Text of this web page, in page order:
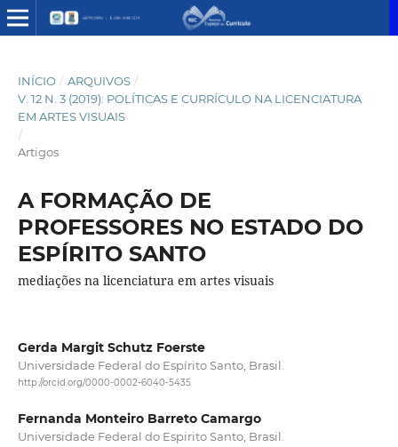
INÍCIO / ARQUIVOS /
V. 12 N. 3 (2019): POLÍTICAS E CURRÍCULO NA LICENCIATURA
EM ARTES VISUAIS
/
Artigos
A FORMAÇÃO DE
PROFESSORES NO ESTADO DO
ESPÍRITO SANTO
mediações na licenciatura em artes visuais
Gerda Margit Schutz Foerste
Universidade Federal do Espírito Santo, Brasil.
http://orcid.org/0000-0002-6040-5435
Fernanda Monteiro Barreto Camargo
Universidade Federal do Espirito Santo, Brasil.